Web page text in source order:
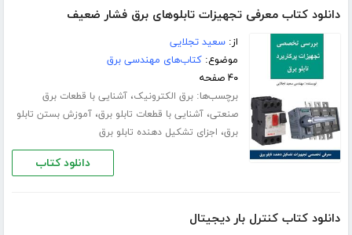
دانلود کتاب معرفی تجهیزات تابلوهای برق فشار ضعیف
از:سعید تجلایی
موضوع:کتاب‌های مهندسی برق
۴۰ صفحه
برچسب‌ها:برق الکترونیک،آشنایی با قطعات برق
صنعتی،آشنایی با قطعات تابلو برق،آموزش بستن تابلو
برق، اجزای تشکیل دهنده تابلو برق
دانلود کتاب
دانلود کتاب کنترل بار دیجیتال